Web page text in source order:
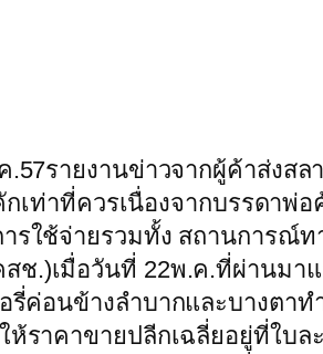
.57รายงานข่าวจากผู้ค้าส่งสล
เท่าที่ควรเนื่องจากบรรดาพ่
รใช้จ่ายรวมทั้ง สถานการณ์ท
ช.)เมื่อวันที่ 22พ.ค.ที่ผ่านมาแ
รี่ค่อนข้างลำบากและบางตาท
ราคาขายปลีกเฉลี่ยอยู่ที่ใบล